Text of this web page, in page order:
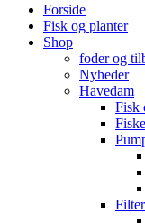
Forside
Fisk og planter
Shop
foder og
Nyheder
Havedam
Fisk
Filter